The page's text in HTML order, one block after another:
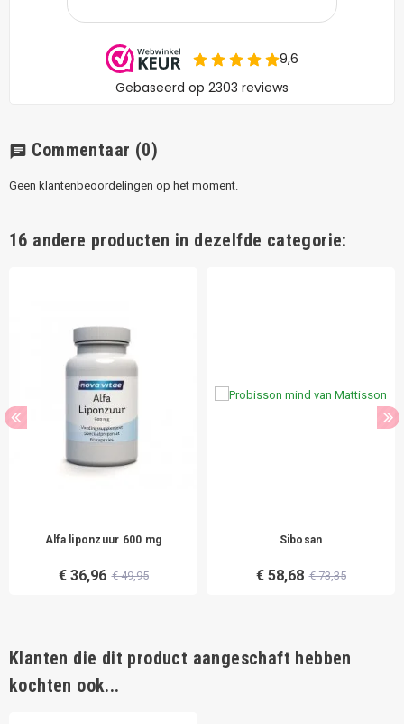
chat Commentaar (0)
Geen klantenbeoordelingen op het moment.
16 andere producten in dezelfde categorie:
Alfa liponzuur 600 mg
€ 36,96 € 49,95
Sibosan
€ 58,68 € 73,35
Klanten die dit product aangeschaft hebben
kochten ook...